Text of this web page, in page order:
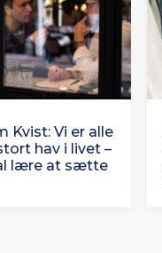
Kvist: Vi er alle
hav i livet –
lære at sætte